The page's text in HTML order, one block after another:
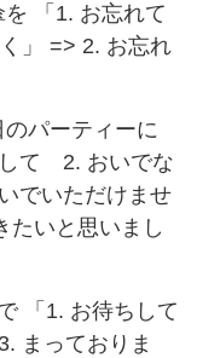
「1. お忘れて
」 => 2. お忘れ
パーティーに
して 2. おいでな
でいただけませ
たいと思いまし
「1. お待ちして
まっておりま